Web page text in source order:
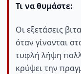
Τι να θυμάστε:
Οι εξετάσεις
όταν γίνονται
τυφλή λήψη
κρύψει την